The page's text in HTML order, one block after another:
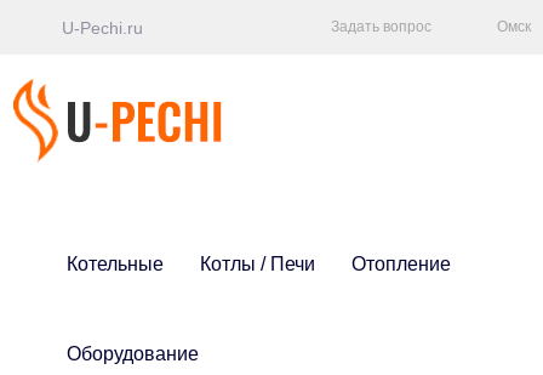
U-Pechi.ru Задать вопрос Омск
Котельные Котлы / Печи Отопление
Оборудование